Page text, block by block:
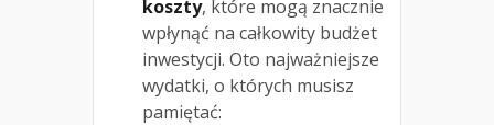
koszty, które mogą znacznie
wpłynąć na całkowity budżet
inwestycji. Oto najważniejsze
wydatki, o których musisz
pamiętać: